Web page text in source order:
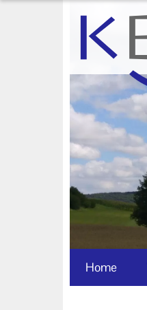
Home
Veranstaltungen
Ansprechpartner
Informationen